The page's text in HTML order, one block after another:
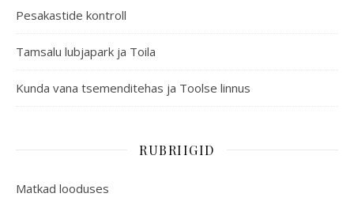
Pesakastide kontroll
Tamsalu lubjapark ja Toila
Kunda vana tsemenditehas ja Toolse linnus
RUBRIIGID
Matkad looduses